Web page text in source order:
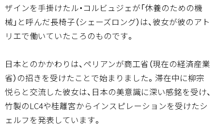
ザインを手掛けたル・コルビュジェが「休養のための機
械」と呼んだ長椅子（シェーズロング）は、彼女が彼のアト
リエで働いていたころのものです。
日本とのかかわりは、ペリアンが商工省（現在の経済産業
省）の招きを受けたことで始まりました。滞在中に柳宗
悦らと交流した彼女は、日本の美意識に深い感銘を受け、
竹製のLC4や桂離宮からインスピレーションを受けたシ
ェルフを発表しています。